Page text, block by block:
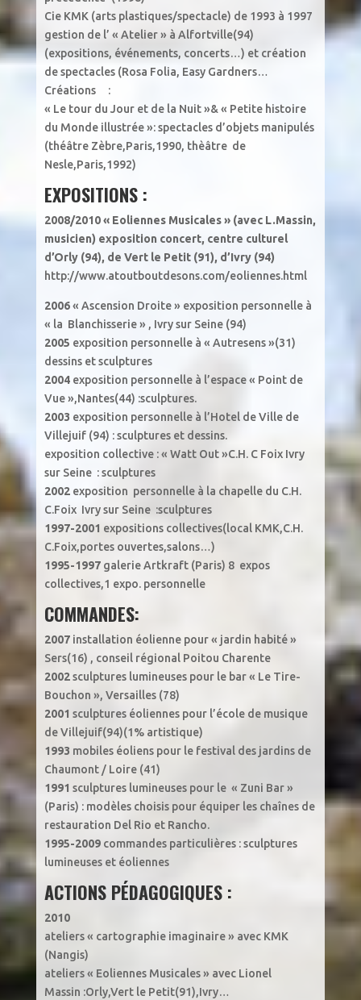
Cie KMK (arts plastiques/spectacle) de 1993 à 1997
gestion de l’ « Atelier » à Alfortville(94)
(expositions, événements, concerts…) et création
de spectacles (Rosa Folia, Easy Gardners…
Créations :
« Le tour du Jour et de la Nuit »& « Petite histoire
du Monde illustrée »: spectacles d’objets manipulés
(théâtre Zèbre,Paris,1990, thèâtre de
Nesle,Paris,1992)
EXPOSITIONS :
2008/2010 « Eoliennes Musicales » (avec L.Massin,
musicien) exposition concert, centre culturel
d’Orly (94), de Vert le Petit (91), d’Ivry (94)
http://www.atoutboutdesons.com/eoliennes.html
2006« Ascension Droite » exposition personnelle à
« la Blanchisserie » , Ivry sur Seine (94)
2005 exposition personnelle à « Autresens »(31)
dessins et sculptures
2004exposition personnelle à l’espace « Point de
Vue »,Nantes(44) :sculptures.
2003 exposition personnelle à l’Hotel de Ville de
Villejuif (94) : sculptures et dessins.
exposition collective : « Watt Out »C.H. C Foix Ivry
sur Seine : sculptures
2002exposition personnelle à la chapelle du C.H.
C.Foix Ivry sur Seine :sculptures
1997-2001 expositions collectives(local KMK,C.H.
C.Foix,portes ouvertes,salons…)
1995-1997galerie Artkraft (Paris) 8 expos
collectives,1 expo. personnelle
COMMANDES:
2007installation éolienne pour « jardin habité »
Sers(16) , conseil régional Poitou Charente
2002sculptures lumineuses pour le bar « Le Tire-
Bouchon », Versailles (78)
2001 sculptures éoliennes pour l’école de musique
de Villejuif(94)(1% artistique)
1993 mobiles éoliens pour le festival des jardins de
Chaumont / Loire (41)
1991 sculptures lumineuses pour le « Zuni Bar »
(Paris) : modèles choisis pour équiper les chaînes de
restauration Del Rio et Rancho.
1995-2009commandes particulières : sculptures
lumineuses et éoliennes
ACTIONS PÉDAGOGIQUES :
2010
ateliers « cartographie imaginaire » avec KMK
(Nangis)
ateliers « Eoliennes Musicales » avec Lionel
Massin :Orly,Vert le Petit(91),Ivry…